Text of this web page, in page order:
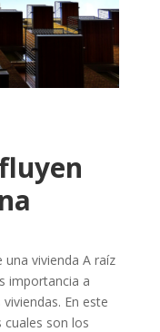
vivienda A raíz
importancia a
En este
son los